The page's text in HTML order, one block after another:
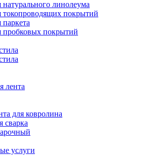
натурального линолеума
токопроводящих покрытий
пробковых покрытий
лента
для ковролина
сварка
услуги